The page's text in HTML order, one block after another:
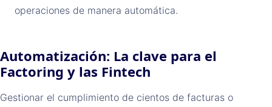
operaciones de manera automática.
Automatización: La clave para el
Factoring y las Fintech
Gestionar el cumplimiento de cientos de facturas o